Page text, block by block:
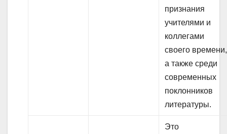
признания
учителями и
коллегами
своего времени,
а также среди
современных
поклонников
литературы.
Это